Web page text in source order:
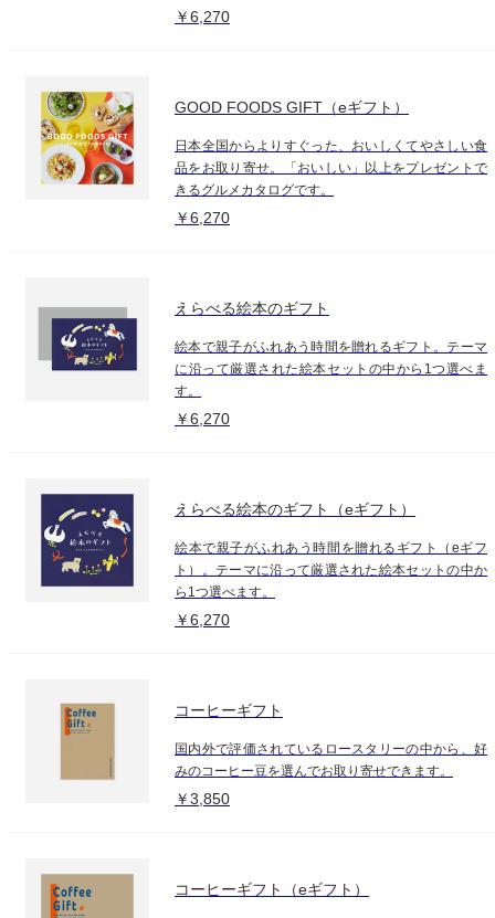
￥6,270
GOOD FOODS GIFT（eギフト）
日本全国からよりすぐった、おいしくてやさしい食
品をお取り寄せ。「おいしい」以上をプレゼントで
きるグルメカタログです。
￥6,270
えらべる絵本のギフト
絵本で親子がふれあう時間を贈れるギフト。テーマ
に沿って厳選された絵本セットの中から1つ選べま
す。
￥6,270
えらべる絵本のギフト（eギフト）
絵本で親子がふれあう時間を贈れるギフト（eギフ
ト）。テーマに沿って厳選された絵本セットの中か
ら1つ選べます。
￥6,270
コーヒーギフト
国内外で評価されているロースタリーの中から、好
みのコーヒー豆を選んでお取り寄せできます。
￥3,850
コーヒーギフト（eギフト）